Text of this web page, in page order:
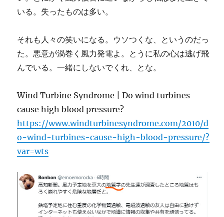
いる。失ったものは多い。
それも人々の笑いになる。ウソつくな、というのだっ
た。悪意が渦巻く風力発電よ。とうに私の心は逃げ飛
んでいる。一緒にしないでくれ、とな。
Wind Turbine Syndrome | Do wind turbines
cause high blood pressure?
https://www.windturbinesyndrome.com/2010/d
o-wind-turbines-cause-high-blood-pressure/?
var=wts